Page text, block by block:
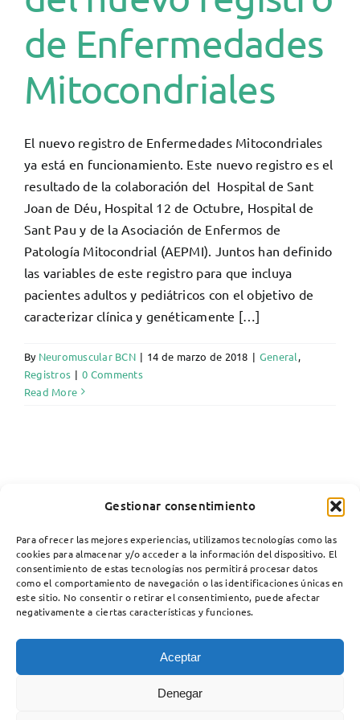
Gestionar consentimiento
Para ofrecer las mejores experiencias, utilizamos tecnologías como las
cookies para almacenar y/o acceder a la información del dispositivo. El
consentimiento de estas tecnologías nos permitirá procesar datos
como el comportamiento de navegación o las identificaciones únicas en
este sitio. No consentir o retirar el consentimiento, puede afectar
negativamente a ciertas características y funciones.
Aceptar
Denegar
de Enfermedades
Mitocondriales
El nuevo registro de Enfermedades Mitocondriales
ya está en funcionamiento. Este nuevo registro es el
resultado de la colaboración del Hospital de Sant
Joan de Déu, Hospital 12 de Octubre, Hospital de
Sant Pau y de la Asociación de Enfermos de
Patología Mitocondrial (AEPMI). Juntos han definido
las variables de este registro para que incluya
pacientes adultos y pediátricos con el objetivo de
caracterizar clínica y genéticamente […]
By Neuromuscular BCN | 14 de marzo de 2018 | General,
Registros | 0 Comments
Read More
Avada Website Builder
Rights Reserved | Powered by